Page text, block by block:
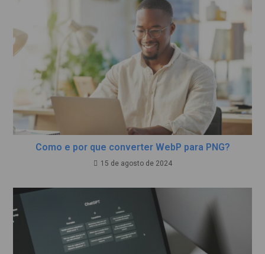
Como e por que converter WebP para PNG?
15 de agosto de 2024